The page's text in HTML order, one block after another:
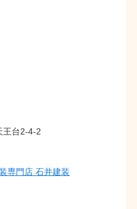
王台2-4-2
専門店 石井建装